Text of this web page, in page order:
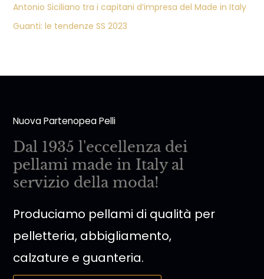
Antonio Siciliano tra i capitani d’impresa del Made in Italy
Guanti: le tendenze SS 2023
Nuova Partenopea Pelli
Dal 1935 l'eccellenza dei
pellami made in Italy al
servizio della moda!
Produciamo pellami di qualità per
pelletteria, abbigliamento,
calzature e guanteria.